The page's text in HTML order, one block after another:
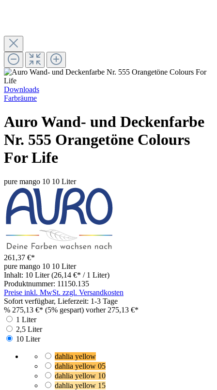
Downloads
Farbräume
Auro Wand- und Deckenfarbe
Nr. 555 Orangetöne Colours
For Life
pure mango 10 10 Liter
261,37 €*
pure mango 10 10 Liter
Inhalt: 10 Liter (26,14 €* / 1 Liter)
Produktnummer: 11150.135
Preise inkl. MwSt. zzgl. Versandkosten
Sofort verfügbar, Lieferzeit: 1-3 Tage
% 275,13 €* (5% gespart) vorher 275,13 €*
1 Liter
2,5 Liter
10 Liter
dahlia yellow
dahlia yellow 05
dahlia yellow 10
dahlia yellow 15